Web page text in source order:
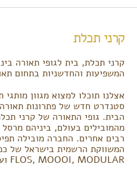
קרני תכלת
קרני תכלת, בית לגופי תאורה
המשפיעות והחדשניות בתחום
אצלנו תוכלו למצוא מגוון
סטנדרט חדש של פתרונות תאורה
הבית. גופי התאורה של קרני
מהמובילים בעולם, ביניהם
רבים אחרים. החברה מובילה
המשווקת הרשמית בישראל של
FLOS, MOOOI, MODULAR ועוד.